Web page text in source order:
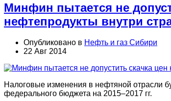
Минфин пытается не
нефтепродукты внутри
Опубликовано в Нефть и газ Сибири
22 Авг 2014
Налоговые изменения в нефтяной отрасли
федерального бюджета на 2015–2017 гг.